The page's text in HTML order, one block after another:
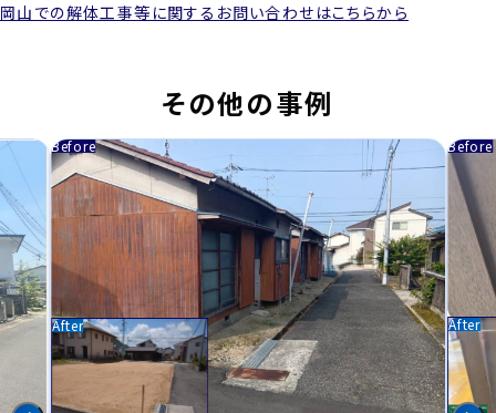
岡山での解体工事等に関するお問い合わせはこちらから
その他の事例